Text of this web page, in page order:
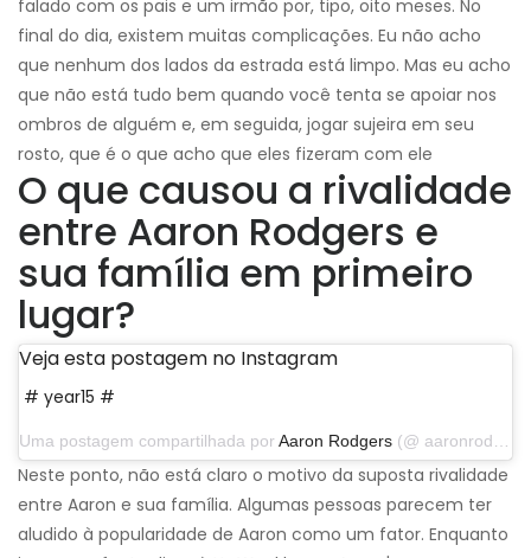
falado com os pais e um irmão por, tipo, oito meses. No
final do dia, existem muitas complicações. Eu não acho
que nenhum dos lados da estrada está limpo. Mas eu acho
que não está tudo bem quando você tenta se apoiar nos
ombros de alguém e, em seguida, jogar sujeira em seu
rosto, que é o que acho que eles fizeram com ele
O que causou a rivalidade
entre Aaron Rodgers e
sua família em primeiro
lugar?
Veja esta postagem no Instagram
# year15 #
Uma postagem compartilhada por Aaron Rodgers (@ aaronrodgers12) em 4 de setembro de 2019 às 17:14 PDT
Neste ponto, não está claro o motivo da suposta rivalidade
entre Aaron e sua família. Algumas pessoas parecem ter
aludido à popularidade de Aaron como um fator. Enquanto